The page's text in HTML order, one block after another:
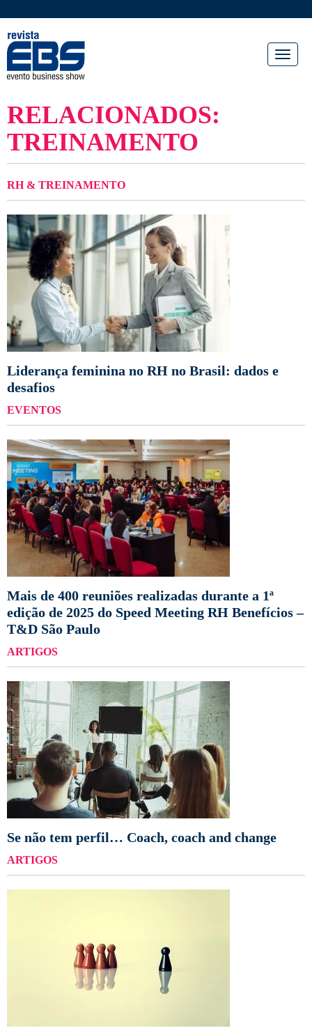
Toggle
RELACIONADOS:
TREINAMENTO
RH & TREINAMENTO
Liderança feminina no RH no Brasil: dados e
desafios
EVENTOS
Mais de 400 reuniões realizadas durante a 1ª
edição de 2025 do Speed Meeting RH Benefícios –
T&D São Paulo
ARTIGOS
Se não tem perfil… Coach, coach and change
ARTIGOS